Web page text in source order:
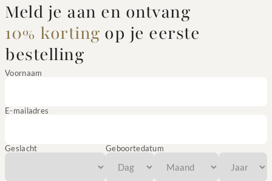
Meld je aan en ontvang
10% korting op je eerste
bestelling
Voornaam
E-mailadres
Geslacht Geboortedatum